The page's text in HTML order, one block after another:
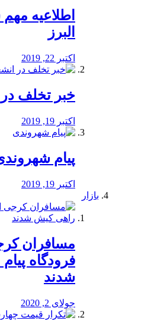
️اطلاعیه
البرز
اکتبر 22, 2019
خبر تخلف در
اکتبر 19, 2019
پیام
اکتبر 19, 2019
بازار
مسافران
فرودگاه
شدند
جولای 2, 2020